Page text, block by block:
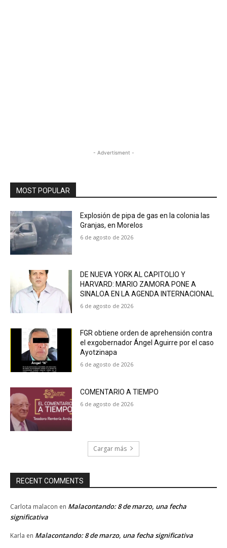
- Advertisment -
MOST POPULAR
Explosión de pipa de gas en la colonia las
Granjas, en Morelos
6 de agosto de 2026
DE NUEVA YORK AL CAPITOLIO Y
HARVARD: MARIO ZAMORA PONE A
SINALOA EN LA AGENDA INTERNACIONAL
6 de agosto de 2026
FGR obtiene orden de aprehensión contra
el exgobernador Ángel Aguirre por el caso
Ayotzinapa
6 de agosto de 2026
COMENTARIO A TIEMPO
6 de agosto de 2026
Cargar más
RECENT COMMENTS
Carlota malacon en Malacontando: 8 de marzo, una fecha
significativa
Karla en Malacontando: 8 de marzo, una fecha significativa